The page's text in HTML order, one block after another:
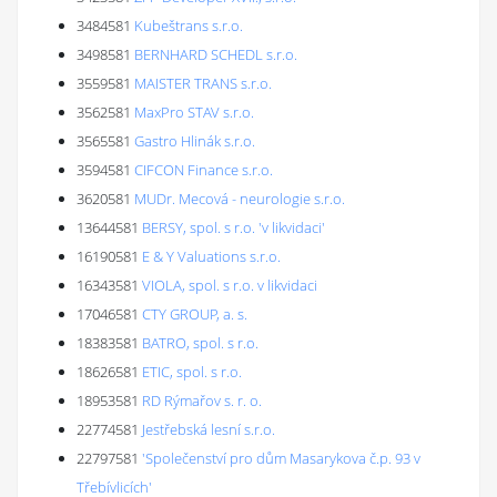
3484581 Kubeštrans s.r.o.
3498581 BERNHARD SCHEDL s.r.o.
3559581 MAISTER TRANS s.r.o.
3562581 MaxPro STAV s.r.o.
3565581 Gastro Hlinák s.r.o.
3594581 CIFCON Finance s.r.o.
3620581 MUDr. Mecová - neurologie s.r.o.
13644581 BERSY, spol. s r.o. 'v likvidaci'
16190581 E & Y Valuations s.r.o.
16343581 VIOLA, spol. s r.o. v likvidaci
17046581 CTY GROUP, a. s.
18383581 BATRO, spol. s r.o.
18626581 ETIC, spol. s r.o.
18953581 RD Rýmařov s. r. o.
22774581 Jestřebská lesní s.r.o.
22797581 'Společenství pro dům Masarykova č.p. 93 v
Třebívlicích'